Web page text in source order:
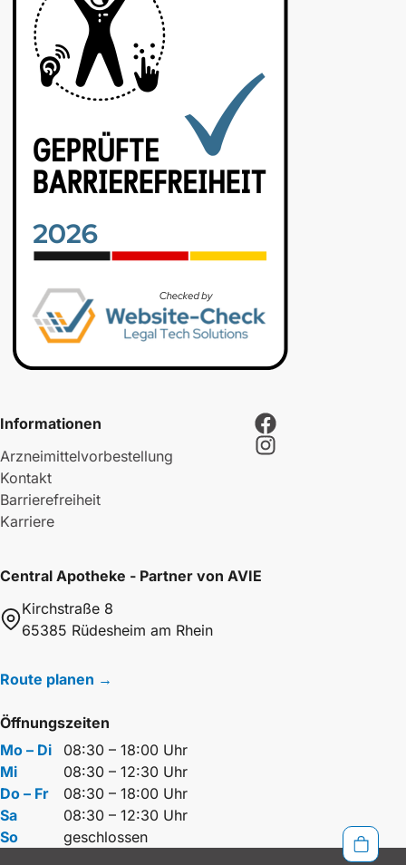
Informationen
Arzneimittelvorbestellung
Kontakt
Barrierefreiheit
Karriere
Central Apotheke - Partner von AVIE
Kirchstraße 8
65385 Rüdesheim am Rhein
Route planen →
Öffnungszeiten
Mo – Di
08:30 – 18:00 Uhr
Mi
08:30 – 12:30 Uhr
Do – Fr
08:30 – 18:00 Uhr
Sa
08:30 – 12:30 Uhr
So
geschlossen